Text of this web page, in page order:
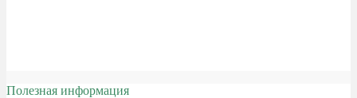
Полезная информация